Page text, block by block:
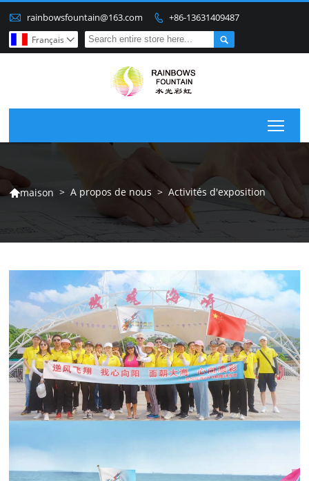
 rainbowsfountain@163.com  +86-13631409487

Français 
maison > A propos de nous > Activités d'exposition